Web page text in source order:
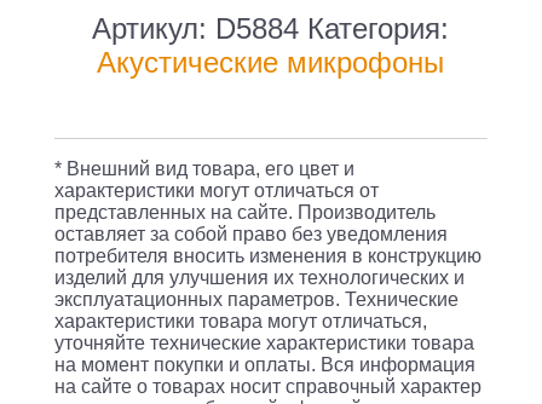
канальная
радиосистема
с
микрофонами
Артикул: D5884 Категория:
Акустические микрофоны
* Внешний вид товара, его цвет и
характеристики могут отличаться от
представленных на сайте. Производитель
оставляет за собой право без уведомления
потребителя вносить изменения в конструкцию
изделий для улучшения их технологических и
эксплуатационных параметров. Технические
характеристики товара могут отличаться,
уточняйте технические характеристики товара
на момент покупки и оплаты. Вся информация
на сайте о товарах носит справочный характер